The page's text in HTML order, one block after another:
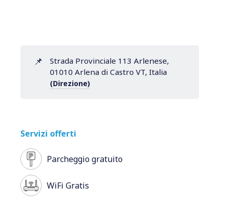
📌
Strada Provinciale 113 Arlenese,
01010 Arlena di Castro VT, Italia
(Direzione)
Servizi offerti
Parcheggio gratuito
WiFi Gratis